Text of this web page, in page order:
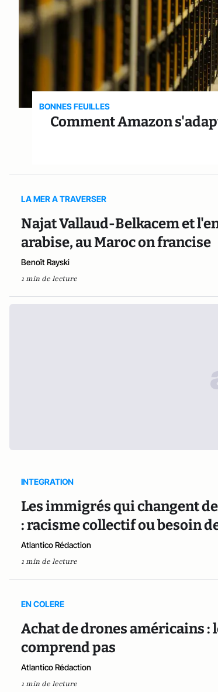
BONNES FEUILLES
Comment Amazon
LA MER A TRAVERSER
Najat Vallaud-Belkacem et
arabise, au Maroc on francise
Benoît Rayski
1 min de lecture
INTEGRATION
Les immigrés qui changent
: racisme collectif ou besoin
Atlantico Rédaction
1 min de lecture
EN COLERE
Achat de drones américains :
comprend pas
Atlantico Rédaction
1 min de lecture